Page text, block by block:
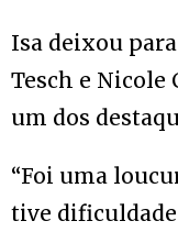
Isa deixou
Tesch e Nicole
um dos
“Foi uma
tive